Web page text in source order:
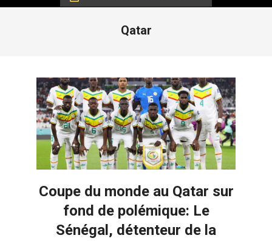
Qatar
Coupe du monde au Qatar sur
fond de polémique: Le
Sénégal, détenteur de la